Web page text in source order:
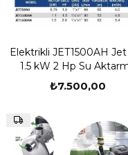
Elektrikli JET1500AH Jet
1.5 kW 2 Hp Su
Basınç , Bahçe Sulama
Çekme Pompası
₺7.500,00